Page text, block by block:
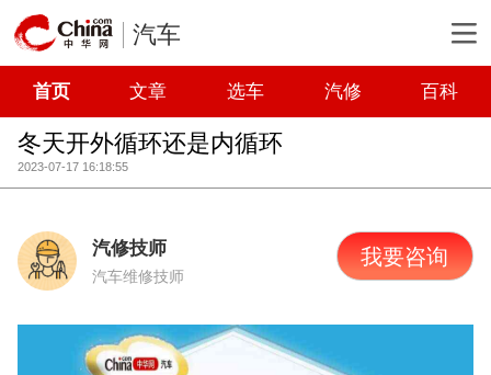
汽车
首页 文章 选车 汽修 百科
冬天开外循环还是内循环
2023-07-17 16:18:55
汽修技师
汽车维修技师
我要咨询